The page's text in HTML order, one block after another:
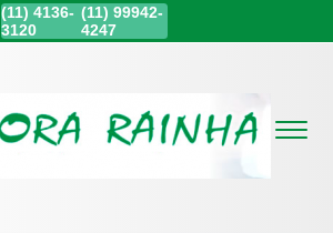
(11) 4136-
3120
(11)99942-
4247